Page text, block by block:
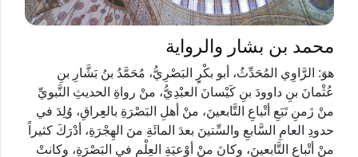
محمد بن بشار والرواية
هوَ: الرَّاوِي المُحَدِّثُ، أبو بكْرٍِ البَصْرِيُّ، مُحَمَّدُ بنُ بَشَّارِ بنِ
عُثْمانَ بنِ داوودَ بنِ كَيْسانَ العبْدِيُّ، منْ رواةِ الحديثِ النَّبويِّ
منْ زَمنِ تَبَعِ أتْباعِ التَّابعينَ، منْ أهلِ البَصْرَةِ بالعِِراقِ، وُلِدَ في
حدودِ العامِ السَّابعِ والسِّتينَ بعدَ المائَةِ منَ الهِجْرَةِ، أدْرَكَ كثيراً
منْ أتْباعِ التَّابعينَ، وكانَ منْ أوْعيَةِ العِلْمِ في البَصْرَةِ، وكانتْ